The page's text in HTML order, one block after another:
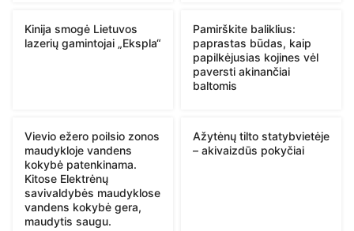
Kinija smogė Lietuvos
lazerių gamintojai „Ekspla“
Pamirškite baliklius:
paprastas būdas, kaip
papilkėjusias kojines vėl
paversti akinančiai
baltomis
Vievio ežero poilsio zonos
maudykloje vandens
kokybė patenkinama.
Kitose Elektrėnų
savivaldybės maudyklose
vandens kokybė gera,
maudytis saugu.
Ažytėnų tilto statybvietėje
– akivaizdūs pokyčiai